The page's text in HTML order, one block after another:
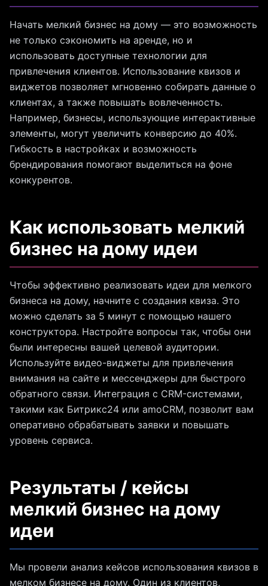
Начать мелкий бизнес на дому — это возможность
не только сэкономить на аренде, но и
использовать доступные технологии для
привлечения клиентов. Использование квизов и
виджетов позволяет мгновенно собирать данные о
клиентах, а также повышать вовлеченность.
Например, бизнесы, использующие интерактивные
элементы, могут увеличить конверсию до 40%.
Гибкость в настройках и возможность
брендирования помогают выделиться на фоне
конкурентов.
Как использовать мелкий
бизнес на дому идеи
Чтобы эффективно реализовать идеи для мелкого
бизнеса на дому, начните с создания квиза. Это
можно сделать за 5 минут с помощью нашего
конструктора. Настройте вопросы так, чтобы они
были интересны вашей целевой аудитории.
Используйте видео-виджеты для привлечения
внимания на сайте и мессенджеры для быстрого
обратного связи. Интеграция с CRM-системами,
такими как Битрикс24 или amoCRM, позволит вам
оперативно обрабатывать заявки и повышать
уровень сервиса.
Результаты / кейсы
мелкий бизнес на дому
идеи
Мы провели анализ кейсов использования квизов в
мелком бизнесе на дому. Один из клиентов,